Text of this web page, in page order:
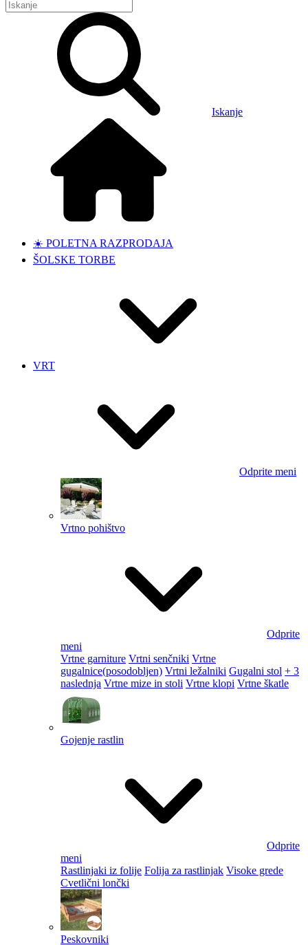
Iskanje
☀️ POLETNA RAZPRODAJA
ŠOLSKE TORBE
VRT
Odprite meni
Vrtno pohištvo
Odprite
meni
Vrtne garniture Vrtni senčniki Vrtne
gugalnice(posodobljen) Vrtni ležalniki Gugalni stol + 3
naslednja Vrtne mize in stoli Vrtne klopi Vrtne škatle
Gojenje rastlin
Odprite
meni
Rastlinjaki iz folije Folija za rastlinjak Visoke grede
Cvetlični lončki
Peskovniki